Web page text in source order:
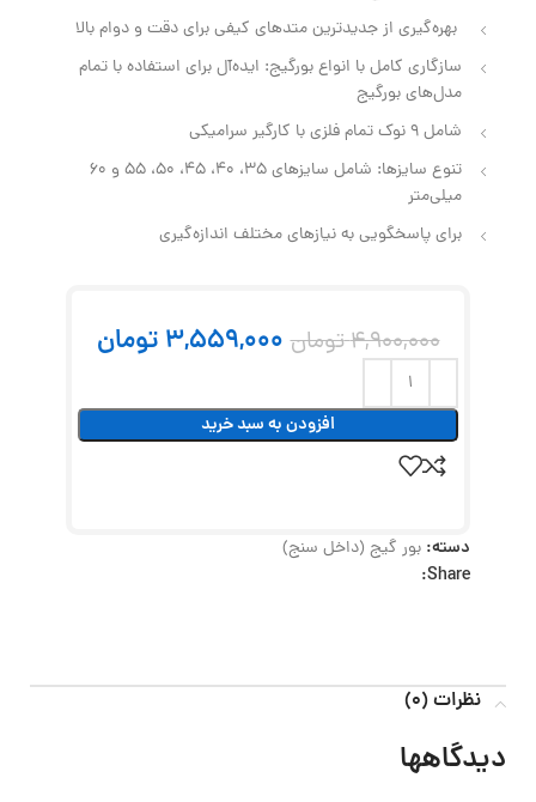
بهره‌گیری از جدیدترین متدهای کیفی برای دقت و دوام بالا
سازگاری کامل با انواع بورگیج: ایده‌آل برای استفاده با تمام
مدل‌های بورگیج
شامل 9 نوک تمام فلزی با کارگیر سرامیکی
تنوع سایزها: شامل سایزهای 35، 40، 45، 50، 55 و 60
میلی‌متر
برای پاسخگویی به نیازهای مختلف اندازه‌گیری
4,900,000تومان 3,559,000 تومان
افزودن به سبد خرید
دسته: بور گیج (داخل سنج)
Share:
نظرات (0)
دیدگاهها